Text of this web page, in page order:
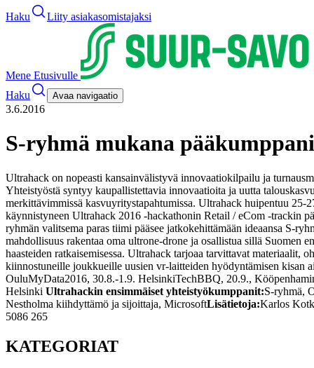
Haku Liity asiakasomistajaksi
Mene Etusivulle
Haku
Avaa navigaatio
3.6.2016
S-ryhmä mukana
Ultrahack on nopeasti kansainvälistyvä innovaatiokilpailu ja
Yhteistyöstä syntyy kaupallistettavia innovaatioita ja uutta
merkittävimmissä kasvuyritystapahtumissa. Ultrahack huipentuu
käynnistyneen Ultrahack 2016 -hackathonin Retail / eCom -trackin
ryhmän valitsema paras tiimi pääsee jatkokehittämään ideaansa S-
mahdollisuus rakentaa oma ultrone-drone ja osallistua sillä Suomen
haasteiden ratkaisemisessa. Ultrahack tarjoaa tarvittavat
kiinnostuneille joukkueille uusien vr-laitteiden hyödyntämisen kisan
OuluMyData2016, 30.8.-1.9. HelsinkiTechBBQ, 20.9.,
Helsinki Ultrahackin ensimmäiset yhteistyökumppanit:S-ryhmä,
Nestholma kiihdyttämö ja sijoittaja, MicrosoftLisätietoja:Karlos
5086 265
KATEGORIAT